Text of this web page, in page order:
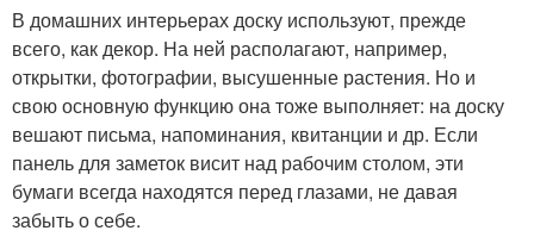
В домашних интерьерах доску используют, прежде
всего, как декор. На ней располагают, например,
открытки, фотографии, высушенные растения. Но и
свою основную функцию она тоже выполняет: на доску
вешают письма, напоминания, квитанции и др. Если
панель для заметок висит над рабочим столом, эти
бумаги всегда находятся перед глазами, не давая
забыть о себе.